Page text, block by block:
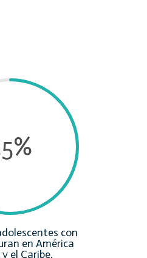
%
con
en América
el Caribe.